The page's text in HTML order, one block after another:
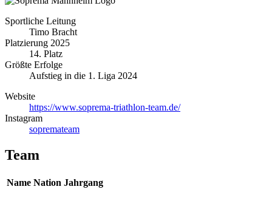
Sportliche Leitung
Timo Bracht
Platzierung 2025
14. Platz
Größte Erfolge
Aufstieg in die 1. Liga 2024
Website
https://www.soprema-triathlon-team.de/
Instagram
sopremateam
Team
Name Nation Jahrgang